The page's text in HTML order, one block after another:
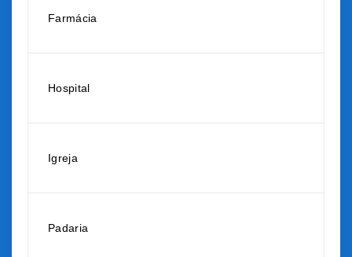
Farmácia
Hospital
Igreja
Padaria